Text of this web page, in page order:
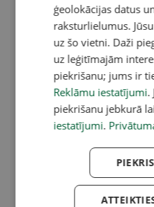
ģeolokācijas datus
raksturlielumus.
uz šo vietni. Daži
uz leģitīmajām
piekrišanu; jums ir
Reklāmu iestatījumi.
piekrišanu jebkurā
iestatījumi.